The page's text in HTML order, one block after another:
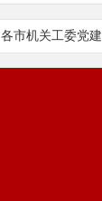
各市机关工委党建